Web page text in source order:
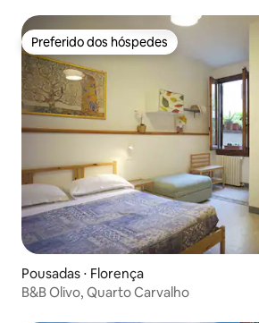
Preferido dos hóspedes
Preferido dos hóspedes
Pousadas ⋅ Florença
B&B Olivo, Quarto Carvalho